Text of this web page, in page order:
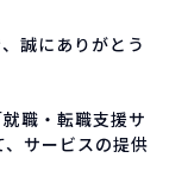
誠にありがとう
職・転職支援サ
サービスの提供